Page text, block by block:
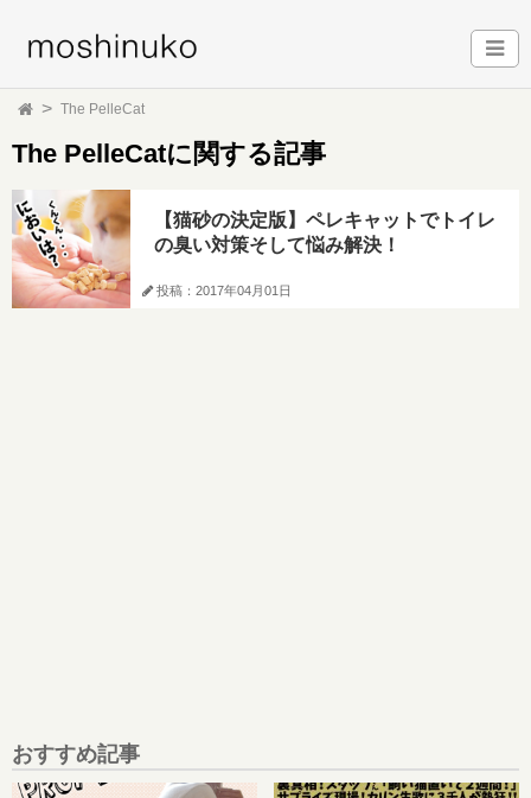
The PelleCat
The PelleCatに関する記事
【猫砂の決定版】ペレキャットでトイレ
の臭い対策そして悩み解決！
投稿：2017年04月01日
おすすめ記事